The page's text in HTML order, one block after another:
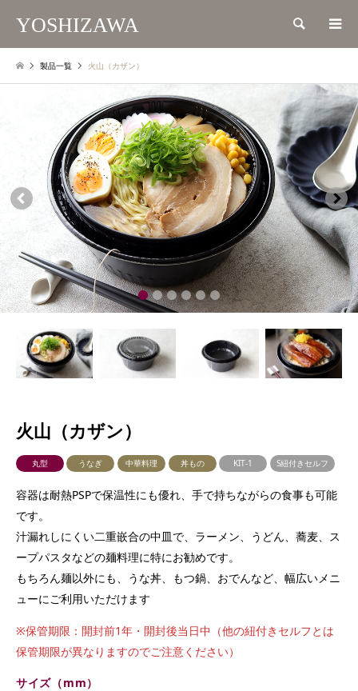
YOSHIZAWA 検索
製品一覧 火山（カザン）
3 4 5 6
火山（カザン）
丸型 うなぎ 中華料理 丼もの KIT-1 S紐付きセルフ
容器は耐熱PSPで保温性にも優れ、手で持ちながらの食事も可能
です。
汁漏れしにくい二重嵌合の中皿で、ラーメン、うどん、蕎麦、ス
ープパスタなどの麺料理に特にお勧めです。
もちろん麺以外にも、うな丼、もつ鍋、おでんなど、幅広いメニ
ューにご利用いただけます
※保管期限：開封前1年・開封後当日中（他の紐付きセルフとは
保管期限が異なりますのでご注意ください）
サイズ（mm）